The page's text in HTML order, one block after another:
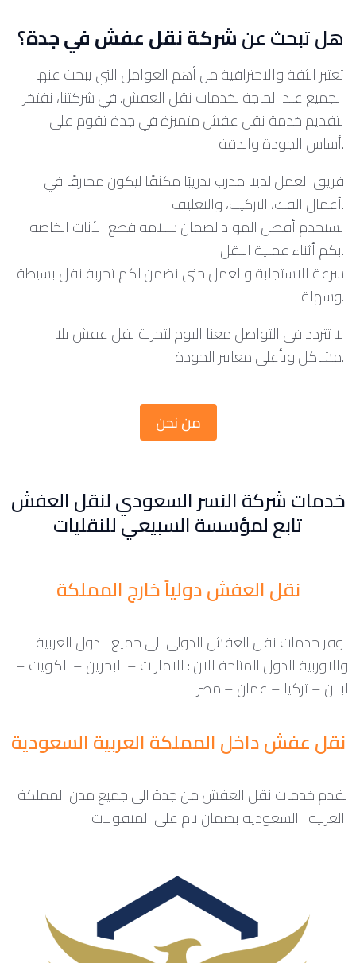
هل تبحث عنشركة نقل عفش في جدة؟
تعتبر الثقة والاحترافية من أهم العوامل التي يبحث عنها
الجميع عند الحاجة لخدمات نقل العفش. في شركتنا، نفتخر
بتقديم خدمة نقل عفش متميزة في جدة تقوم على
أساس الجودة والدقة.
أعمال الفك، التركيب، والتغليف.
نستخدم أفضل المواد لضمان سلامة قطع الأثاث الخاصة
بكم أثناء عملية النقل.
سرعة الاستجابة والعمل حتى نضمن لكم تجربة نقل بسيطة
وسهلة.
لا تتردد في التواصل معنا اليوم لتجربة نقل عفش بلا
مشاكل وبأعلى معايير الجودة.
من نحن
خدمات شركة النسر السعودي لنقل العفش
تابع لمؤسسة السبيعي للنقليات
نقل العفش دولياً خارج المملكة
نوفر خدمات نقل العفش الدولى الى جميع الدول العربية
والاوربية الدول المتاحة الان : الامارات – البحرين – الكويت –
لبنان – تركيا – عمان – مصر
نقل عفش داخل المملكة العربية السعودية
نقدم خدمات نقل العفش من جدة الى جميع مدن المملكة